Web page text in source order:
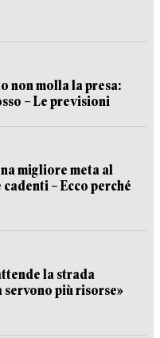
non molla la presa:
– Le previsioni
migliore meta al
– Ecco perché
la strada
servono più risorse»